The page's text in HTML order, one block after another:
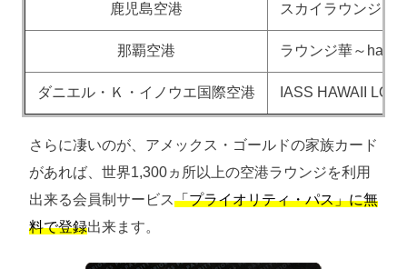
鹿児島空港 スカイラウンジ 菜
那覇空港 ラウンジ華～hana
ダニエル・Ｋ・イノウエ国際空港 IASS HAWAII
さらに凄いのが、アメックス・ゴールドの家族カード
があれば、世界1,300ヵ所以上の空港ラウンジを利用
出来る会員制サービス「プライオリティ・パス」に無
料で登録出来ます。